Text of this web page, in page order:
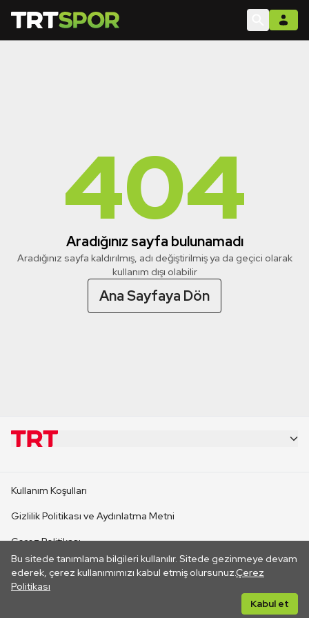
404
Aradığınız sayfa bulunamadı
Aradığınız sayfa kaldırılmış, adı değiştirilmiş ya da geçici olarak
kullanım dışı olabilir
Ana Sayfaya Dön
Bu sitede tanımlama bilgileri kullanılır. Sitede gezinmeye devam
ederek, çerez kullanımımızı kabul etmiş olursunuz.Çerez
Politikası
Kabul et
CANLI YAYINLAR
Kullanım Koşulları
Gizlilik Politikası ve Aydınlatma Metni
Çerez Politikası
İletişim
Her hakkı saklıdır. ©2026 TRT. Bağlantı yoluyla gidilen dış